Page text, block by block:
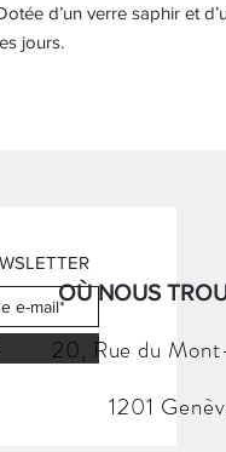
d’un verre saphir et
jours.
OÙ NOUS
20, Rue du
1201